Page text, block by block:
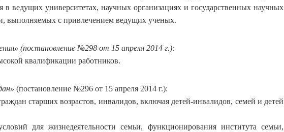
в ведущих университетах, научных организациях и государственных научных
выполняемых с привлечением ведущих ученых.
(постановление №298 от 15 апреля 2014 г.):
квалификации работников.
(постановление №296 от 15 апреля 2014 г.):
старших возрастов, инвалидов, включая детей-инвалидов, семей и детей
для жизнедеятельности семьи, функционирования института семьи,